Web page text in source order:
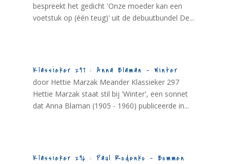
bespreekt het gedicht 'Onze moeder kan een
voetstuk op (één teug)' uit de debuutbundel De...
Klassieker 297 : Anna Blaman – Winter
door Hettie Marzak Meander Klassieker 297
Hettie Marzak staat stil bij 'Winter', een sonnet
dat Anna Blaman (1905 - 1960) publiceerde in...
Klassieker 296 : Paul Rodenko – Bommen